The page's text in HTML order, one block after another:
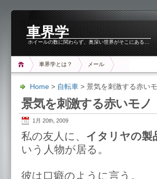
車界学
ホイールの数に関わらず、奥深い世界がそこにある…
車界学とは？ メール
Home > 自転車 > 景気を刺激する赤い
景気を刺激する赤いモノ
1月 20th, 2009
私の友人に、 イタリヤの製
いう人物が居る。
彼は口癖のように言う。